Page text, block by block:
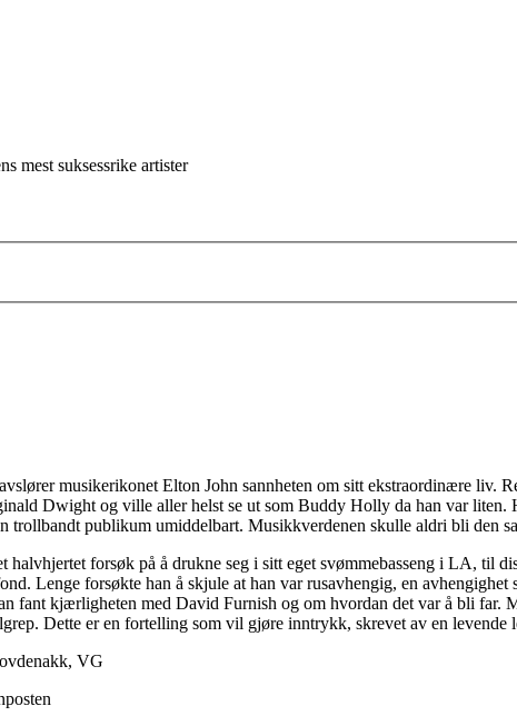
mest suksessrike artister
musikerikonet Elton John sannheten om sitt ekstraordinære liv.
Dwight og ville aller helst se ut som Buddy Holly da han var
trollbandt publikum umiddelbart. Musikkverdenen skulle aldri bli den
forsøk på å drukne seg i sitt eget svømmebasseng i LA, til
Lenge forsøkte han å skjule at han var rusavhengig, en
fant kjærligheten med David Furnish og om hvordan det var å bli
Dette er en fortelling som vil gjøre inntrykk, skrevet av en levende
VG